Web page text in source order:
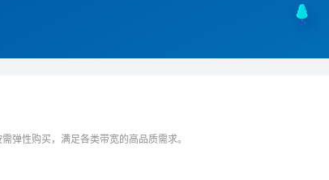
弹性购买，满足各类带宽的高品质需求。